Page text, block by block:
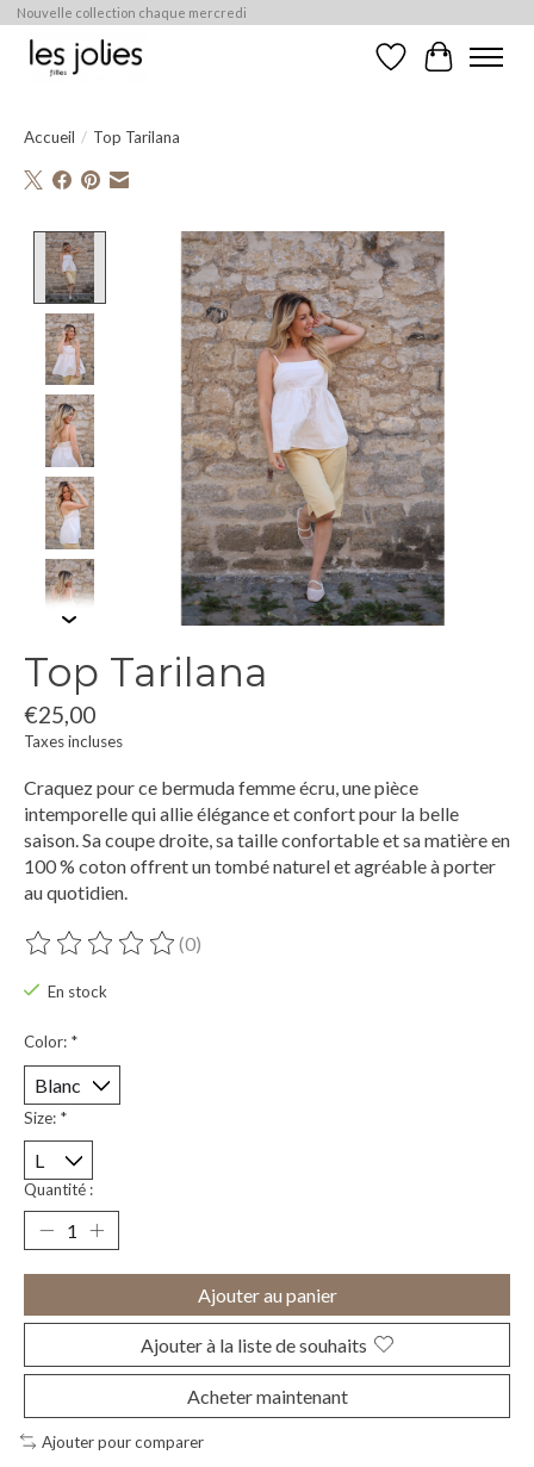
Nouvelle collection chaque mercredi
Liste de souhaits
Panier
Accueil / Top Tarilana
Product image slideshow Items
Top Tarilana
€25,00
Taxes incluses
Craquez pour ce bermuda femme écru, une pièce
intemporelle qui allie élégance et confort pour la belle
saison. Sa coupe droite, sa taille confortable et sa matière en
100 % coton offrent un tombé naturel et agréable à porter
au quotidien.
Ce produit est évalué à
(0)
En stock
Color: *
Size: *
Quantité :
Ajouter au panier
Ajouter à la liste de souhaits
Acheter maintenant
Ajouter pour comparer